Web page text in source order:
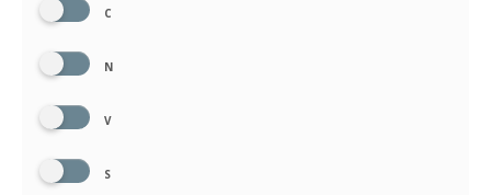
C
N
V
S